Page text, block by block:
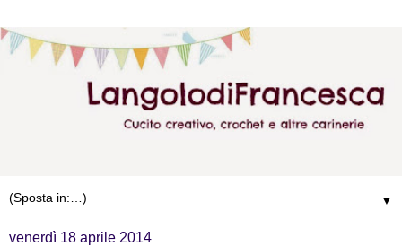
▼
venerdì 18 aprile 2014